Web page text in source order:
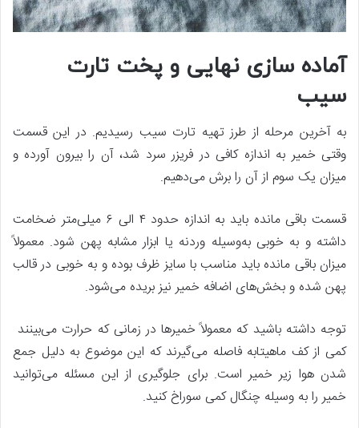
آماده سازی نهایی و پخت تارت
سیب
به آخرین مرحله از طرز تهیه تارت سیب رسیدیم. در این قسمت
وقتی خمیر به اندازه کافی در فریزر سرد شد، آن را بیرون آورده و
میزان یک سوم از آن را برش می‌دهیم.
قسمت باقی مانده باید به اندازه حدود ۴ الی ۶ میلی‌متر ضخامت
داشته و به خوبی به‌وسیله وردنه یا ابزار مشابه پهن شود. معمولاً
میزان باقی مانده باید مناسب با سایز ظرف بوده و به خوبی در قالب
پهن شده و بخش‌های اضافه خمیر نیز بریده می‌شود.
توجه داشته باشید که معمولاً خمیرها در زمانی که حرارت می‌بینند
کمی از کف ماهیتابه فاصله می‌گیرند که این موضوع به دلیل جمع
شدن هوا زیر خمیر است. برای جلوگیری از این مسئله می‌توانید
خمیر را به وسیله چنگال کمی سوراخ کنید.